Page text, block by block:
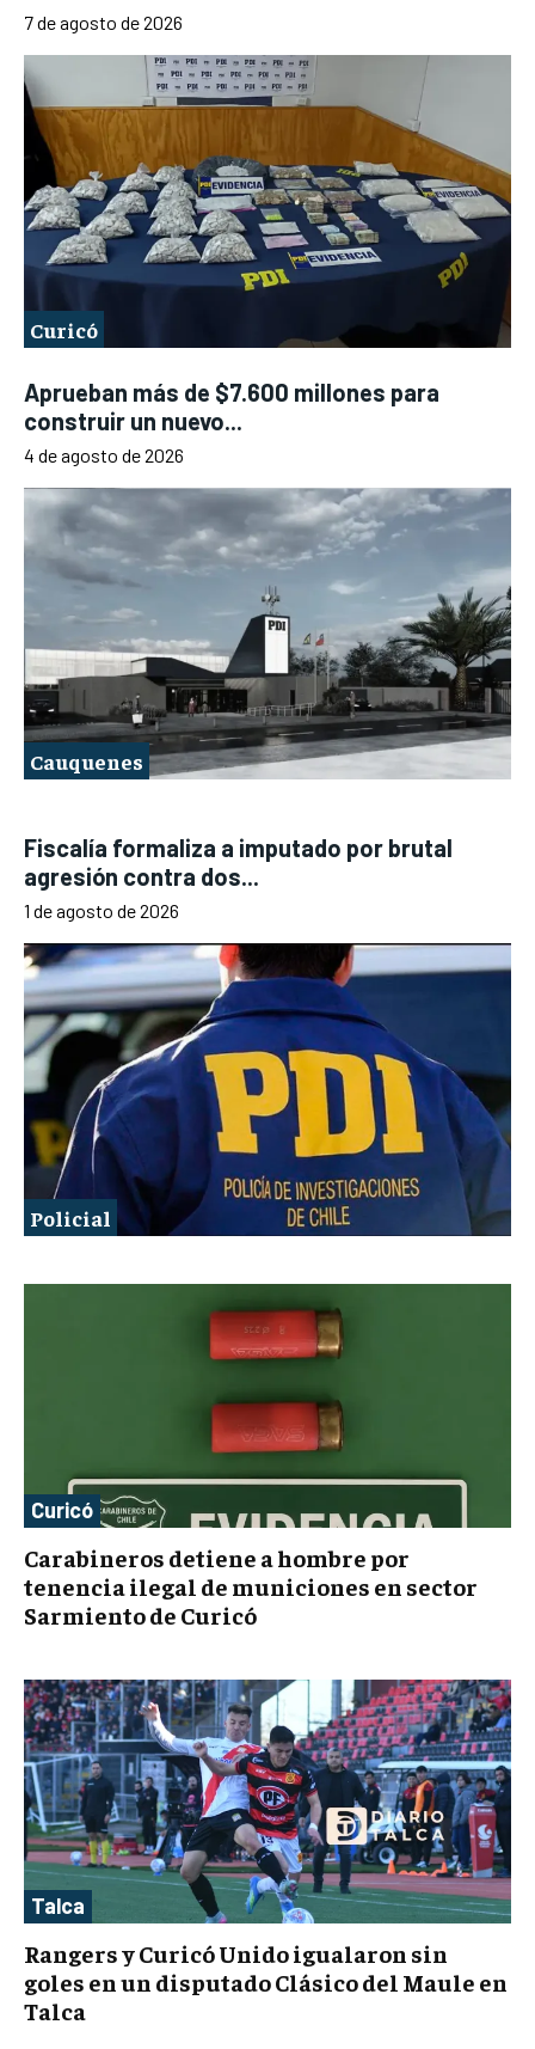
7 de agosto de 2026
Curicó
Aprueban más de $7.600 millones para
construir un nuevo...
4 de agosto de 2026
Cauquenes
Fiscalía formaliza a imputado por brutal
agresión contra dos...
1 de agosto de 2026
Policial
Curicó
Carabineros detiene a hombre por
tenencia ilegal de municiones en sector
Sarmiento de Curicó
Talca
Rangers y Curicó Unido igualaron sin
goles en un disputado Clásico del Maule en
Talca